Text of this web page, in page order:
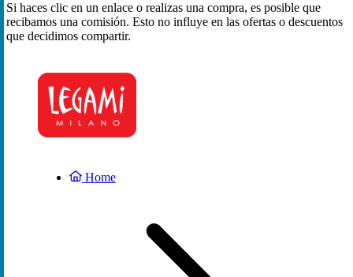
Si haces clic en un enlace o realizas una compra, es posible que
recibamos una comisión. Esto no influye en las ofertas o descuentos
que decidimos compartir.
Home